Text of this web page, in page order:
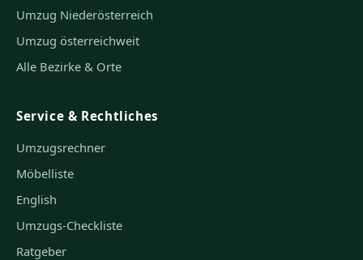
Umzug Niederösterreich
Umzug österreichweit
Alle Bezirke & Orte
Service & Rechtliches
Umzugsrechner
Möbelliste
English
Umzugs-Checkliste
Ratgeber